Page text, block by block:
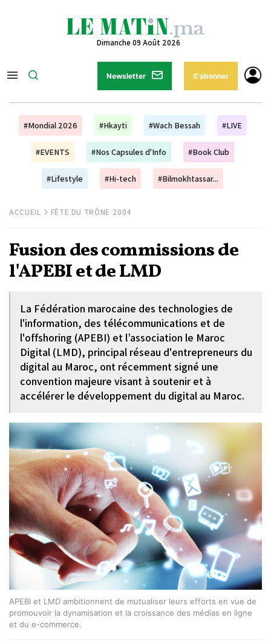
Dimanche 09 Août 2026
Newsletter S'abonner
#Mondial 2026 #Hkayti #Wach Bessah #LIVE
#EVENTS #Nos Capsules d'Info #Book Club
#Lifestyle #Hi-tech #Bilmokhtassar...
ACCUEIL FÊTE DU TRÔNE 2004
Fusion des commissions de
l'APEBI et de LMD
La Fédération marocaine des technologies de
l'information, des télécommunications et de
l'offshoring (APEBI) et l’association le Maroc
Digital (LMD), principal réseau d'entrepreneurs du
digital au Maroc, ont récemment signé une
convention majeure visant à soutenir et à
accélérer le développement du digital au Maroc.
APEBI et LMD ambitionnent de mutualiser leurs efforts en vue de
promouvoir la dynamisation et la croissance des médias en ligne
et du e-commerce.